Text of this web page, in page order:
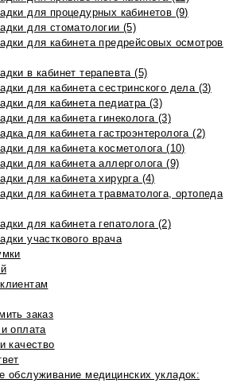
для процедурных кабинетов (9)
для стоматологии (5)
для кабинета предрейсовых осмотров
в кабинет терапевта (5)
для кабинета сестринского дела (3)
для кабинета педиатра (3)
для кабинета гинеколога (3)
для кабинета гастроэнтеролога (2)
для кабинета косметолога (10)
для кабинета аллерголога (9)
для кабинета хирурга (4)
для кабинета травматолога, ортопеда
для кабинета гепатолога (2)
участкового врача
заказ
оплата
качество
обслуживание медицинских укладок: